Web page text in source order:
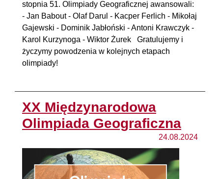
stopnia 51. Olimpiady Geograficznej awansowali:
- Jan Babout - Olaf Darul - Kacper Ferlich - Mikołaj
Gajewski - Dominik Jabłoński - Antoni Krawczyk -
Karol Kurzynoga - Wiktor Żurek Gratulujemy i
życzymy powodzenia w kolejnych etapach
olimpiady!
XX Międzynarodowa
Olimpiada Geograficzna
24.08.2024